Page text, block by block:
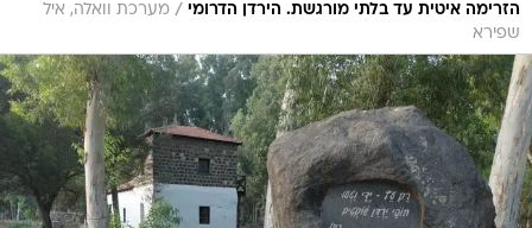
הזרימה איטית עד בלתי מורגשת. הירדן הדרומי / מערכת וואלה, איל
שפירא